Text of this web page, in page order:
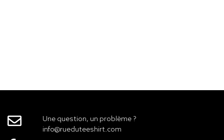
Une question, un problème ?
info@rueduteeshirt.com